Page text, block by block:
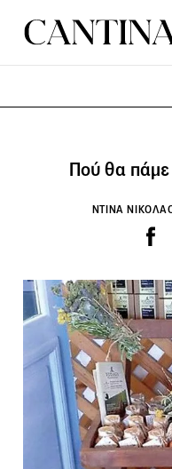
Πού θα πάμε
ΝΤΙΝΑ